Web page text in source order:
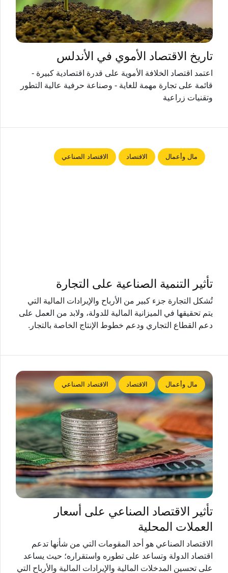
تاريخ الاقتصاد الأموي في الأندلس
اعتمد اقتصاد الخلافة الأموية على قدرة اقتصادية كبيرة -
قائمة على تجارة مهمة للغاية - وصناعة حرفية عالية التطور
وتقنيات زراعية
مال وأعمال الاقتصاد الاقتصاد الصناعي
تأثير التنمية الصناعية على التجارة
تُشكل التجارة جزء كبير من الأرباح والإيرادات المالية التي
يتم تحقيقها في الميزانية المالية للدولة، ولابد من العمل على
دعم القطاع التجاري ودعم خطوط الإنتاج الخاصة بالتجار.
مال وأعمال الاقتصاد الاقتصاد الصناعي
تأثير الاقتصاد الصناعي على أسعار
العملات المحلية
الاقتصاد الصناعي هو أحد المقومات التي من شأنها تدعم
اقتصاد الدولة وتساعد على تطوره واستقراره؛ حيث يساعد
على تحسين المدخلات المالية والإيرادات المالية والأرباح التي